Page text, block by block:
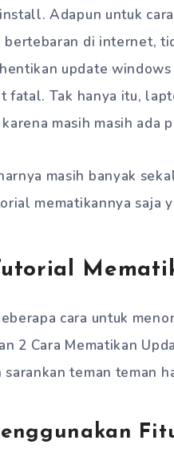
Adapun untuk
bertebaran di internet,
update
fatal. Tak hanya itu,
masih masih ada
masih banyak
mematikannya saja
cara untuk
2 Cara Mematikan
sarankan teman teman